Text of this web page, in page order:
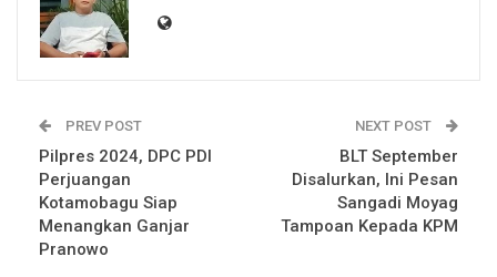
PREV POST
Pilpres 2024, DPC PDI
Perjuangan
Kotamobagu Siap
Menangkan Ganjar
Pranowo
NEXT POST
BLT September
Disalurkan, Ini Pesan
Sangadi Moyag
Tampoan Kepada KPM